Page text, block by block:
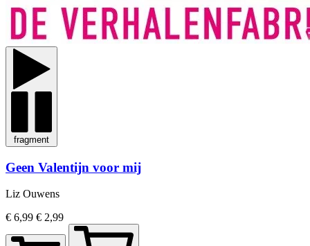
fragment
Geen Valentijn voor mij
Liz Ouwens
€ 6,99 € 2,99